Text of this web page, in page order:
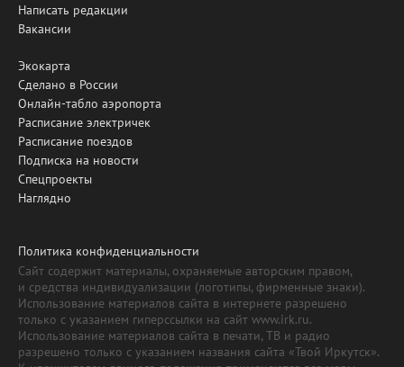
Написать редакции
Вакансии
Экокарта
Сделано в России
Онлайн-табло аэропорта
Расписание электричек
Расписание поездов
Подписка на новости
Спецпроекты
Наглядно
Политика конфиденциальности
Сайт содержит материалы, охраняемые авторским правом,
и средства индивидуализации (логотипы, фирменные знаки).
Использование материалов сайта в интернете разрешено
только с указанием гиперссылки на сайт www.irk.ru.
Использование материалов сайта в печати, ТВ и радио
разрешено только с указанием названия сайта «Твой Иркутск».